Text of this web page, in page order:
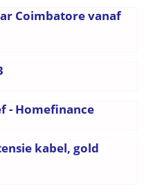
Coimbatore vanaf
- Homefinance
kabel, gold